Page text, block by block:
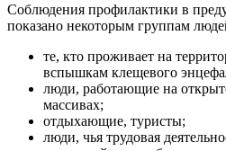
Соблюдения профилактики в
показано некоторым группам
те, кто проживает на
вспышкам клещевого
люди, работающие на
массивах;
отдыхающие, туристы;
люди, чья трудовая